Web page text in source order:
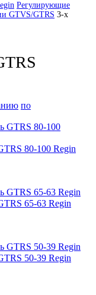
Регулирующие
GTVS/GTRS 3-х
по
80-100 Regin
65-63 Regin
50-39 Regin